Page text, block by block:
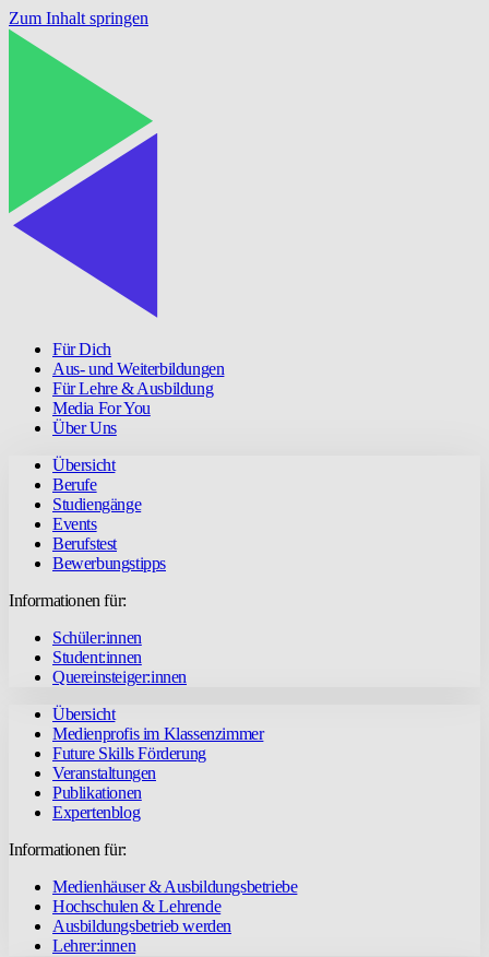
Zum Inhalt springen
Für Dich
Aus- und Weiterbildungen
Für Lehre & Ausbildung
Media For You
Über Uns
Übersicht
Berufe
Studiengänge
Events
Berufstest
Bewerbungstipps
Informationen für:
Schüler:innen
Student:innen
Quereinsteiger:innen
Übersicht
Medienprofis im Klassenzimmer
Future Skills Förderung
Veranstaltungen
Publikationen
Expertenblog
Informationen für:
Medienhäuser & Ausbildungsbetriebe
Hochschulen & Lehrende
Ausbildungsbetrieb werden
Lehrer:innen